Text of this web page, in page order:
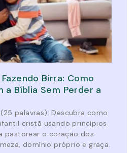
Birra: Como
a Bíblia Sem Perder a
palavras): Descubra como
cristã usando princípios
pastorear o coração dos
domínio próprio e graça.